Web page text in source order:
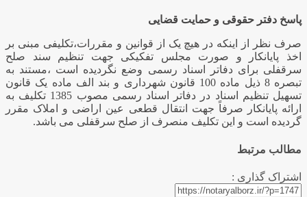
پاسخ دفتر حقوقی و حمایت قضایی
صرف نظر از اینکه در هیچ یک از قوانین و مقررات،تکلیفی مبنی بر
اخذ پایانکار و صورت مجلس تفکیکی جهت تنظیم سند صلح
سرقفلی برای دفاتر اسناد رسمی وضع نگردیده است ،مستند به
تبصره 8 ذیل ماده 100 قانون شهرداری و بند الف ماده یک قانون
تسهیل تنظیم اسناد در دفاتر اسناد رسمی مصوب 1385 تکلیف به
ارائه پایانکار صرفاً جهت انتقال قطعی عین اراضی و املاک مقرر
گردیده است و این تکلیف منصرف از صلح سرقفلی می باشد.
مطالب مرتبط
اشتراک گذاری :